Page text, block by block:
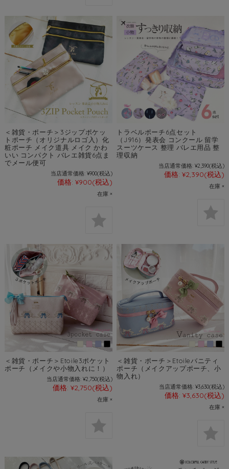
＜雑貨・ポーチ＞3ジップポケッ
トポーチ（オリジナルロゴ入）化
粧ポーチ メイク道具 メイク かわ
いい コンパクト バレエ雑貨6点ま
でメール便可
当店通常価格: ¥900(税込)
価格: ¥900(税込)
在庫 ×
トラベルポーチ6点セット
（J916）発表会 コンクール 留学
スーツケース 整理 バレエ用品 整
理収納
当店通常価格: ¥2,390(税込)
価格: ¥2,390(税込)
在庫 ×
＜雑貨・ポーチ＞Etoile3ポケット
ポーチ（メイクや小物入れに！）
当店通常価格: ¥2,750(税込)
価格: ¥2,750(税込)
在庫 ×
＜雑貨・ポーチ＞Etoileバニティ
ポーチ（メイクアップポーチ、小
物入れ）
当店通常価格: ¥3,630(税込)
価格: ¥3,630(税込)
在庫 ×